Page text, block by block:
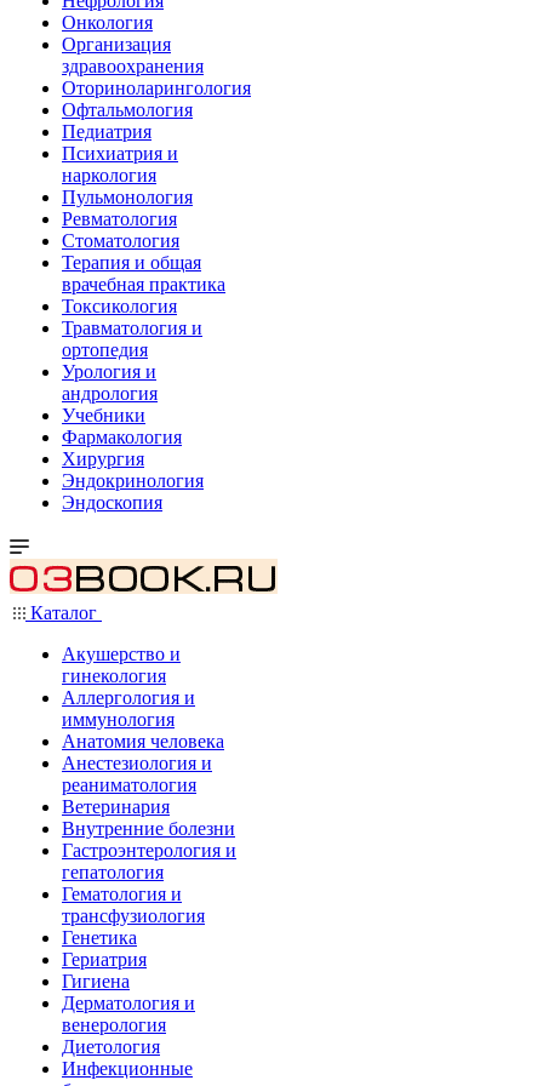
Онкология
Организация
здравоохранения
Оториноларингология
Офтальмология
Педиатрия
Психиатрия и
наркология
Пульмонология
Ревматология
Стоматология
Терапия и общая
врачебная практика
Токсикология
Травматология и
ортопедия
Урология и
андрология
Учебники
Фармакология
Хирургия
Эндокринология
Эндоскопия
Каталог
Акушерство и
гинекология
Аллергология и
иммунология
Анатомия человека
Анестезиология и
реаниматология
Ветеринария
Внутренние болезни
Гастроэнтерология и
гепатология
Гематология и
трансфузиология
Генетика
Гериатрия
Гигиена
Дерматология и
венерология
Диетология
Инфекционные